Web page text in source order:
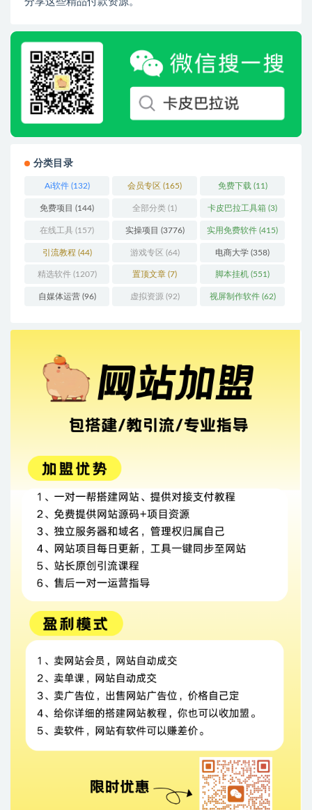
分类目录
Ai软件(132) 会员专区 (165) 免费下载 (11)
免费项目 (144) 全部分类 (1) 卡皮巴拉工具箱 (3)
在线工具 (157) 实操项目 (3776) 实用免费软件 (415)
引流教程 (44) 游戏专区 (64) 电商大学 (358)
精选软件(1207) 置顶文章 (7) 脚本挂机 (551)
自媒体运营(96) 虚拟资源 (92) 视屏制作软件(62)